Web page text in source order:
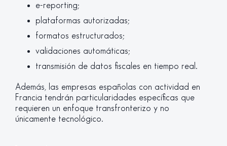
e-reporting;
plataformas autorizadas;
formatos estructurados;
validaciones automáticas;
transmisión de datos fiscales en tiempo real.
Además, las empresas españolas con actividad en
Francia tendrán particularidades específicas que
requieren un enfoque transfronterizo y no
únicamente tecnológico.